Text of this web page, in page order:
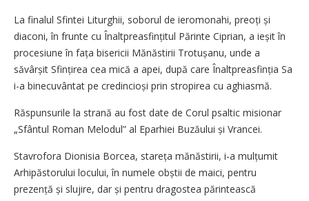
La finalul Sfintei Liturghii, soborul de ieromonahi, preoți și
diaconi, în frunte cu Înaltpreasfințitul Părinte Ciprian, a ieșit în
procesiune în fața bisericii Mănăstirii Trotușanu, unde a
săvârșit Sfințirea cea mică a apei, după care Înaltpreasfinția Sa
i-a binecuvântat pe credincioși prin stropirea cu aghiasmă.
Răspunsurile la strană au fost date de Corul psaltic misionar
„Sfântul Roman Melodul” al Eparhiei Buzăului și Vrancei.
Stavrofora Dionisia Borcea, stareța mănăstirii, i-a mulțumit
Arhipăstorului locului, în numele obștii de maici, pentru
prezență și slujire, dar și pentru dragostea părintească